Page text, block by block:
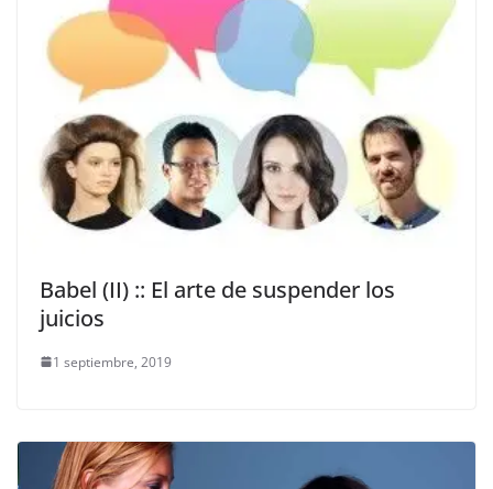
Babel (II) :: El arte de suspender los
juicios
1 septiembre, 2019